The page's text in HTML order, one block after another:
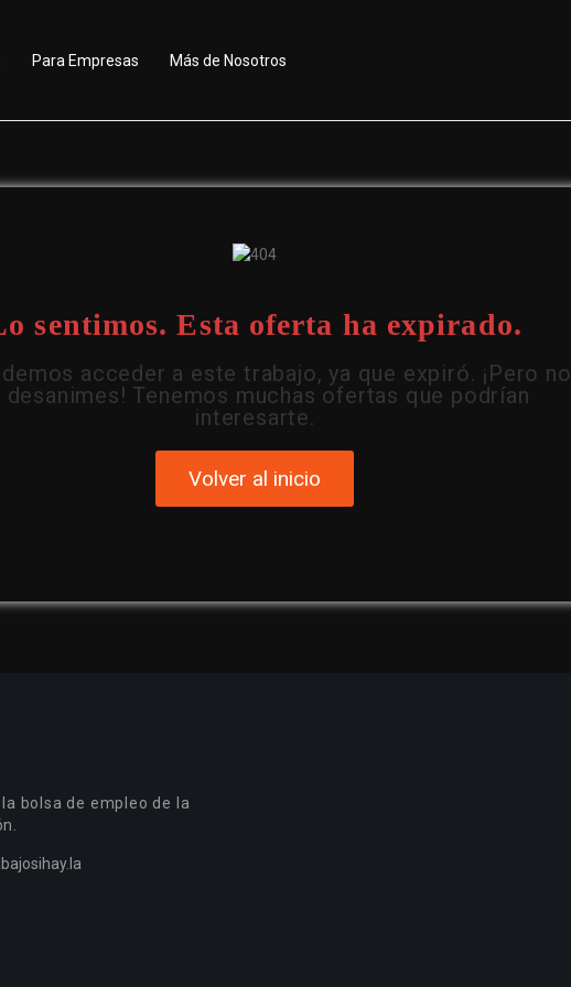
Para Empresas Más de Nosotros
sentimos. Esta oferta ha expirado.
acceder a este trabajo, ya que expiró. ¡Pero no
desanimes! Tenemos muchas ofertas que podrían
interesarte.
Volver al inicio
bolsa de empleo de la